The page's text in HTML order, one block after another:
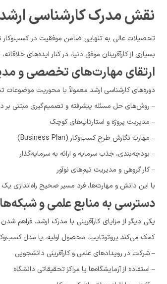
نقش مدرک کارشناسی
تحصیلات عالی به تنهایی ضامن موفقیت در کسب‌وکار
بسیاری از کارآفرینان موفق دنیا، در کنار ایده‌های
ارتقای مهارت‌های تخصصی و
دوره‌های کارشناسی ارشد معمولاً با محوریت
– روش‌های حل مسئله پیشرفته و تصمیم‌گیری مبتنی بر
– مدیریت پروژه و استارتاپ‌های کوچک
– مهارت نگارش طرح کسب‌وکار (Business Plan)
– بودجه‌بندی، جذب سرمایه و ارائه به سرمایه‌گذار
– کار گروهی و مدیریت تیم‌های نوآور
با این دانش و مهارت‌ها، فرد مسیر صحیح راه‌اندازی
دسترسی به منابع علمی و
یکی دیگر از مزایای کارآفرینی با مدرک ارشد، فراهم
کمک می‌کند پروتوتایپ، محصول اولیه، یا مدل
– شرکت در رویدادهای علمی و کارآفرینی دانشجویی
– استفاده از آزمایشگاه‌ها یا مراکز تحقیقاتی دانشگاه